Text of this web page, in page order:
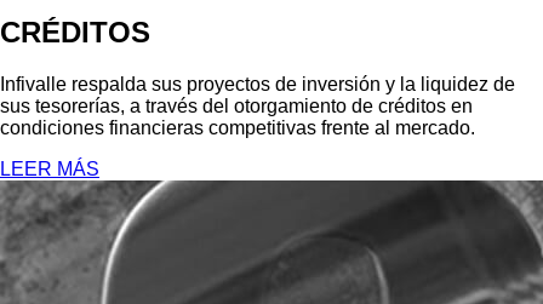
CRÉDITOS
Infivalle respalda sus proyectos de inversión y la liquidez de
sus tesorerías, a través del otorgamiento de créditos en
condiciones financieras competitivas frente al mercado.
LEER MÁS